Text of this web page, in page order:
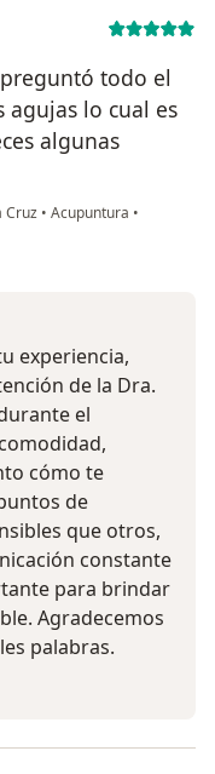
todo el
lo cual es
algunas
Cruz • Acupuntura •
experiencia,
de la Dra.
el
cómo te
de
que otros,
constante
para brindar
Agradecemos
palabras.